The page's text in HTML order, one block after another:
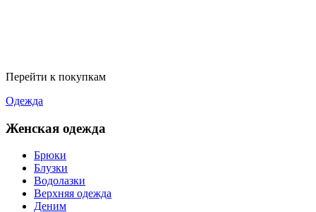
Перейти к покупкам
Одежда
Женская одежда
Брюки
Блузки
Водолазки
Верхняя одежда
Деним